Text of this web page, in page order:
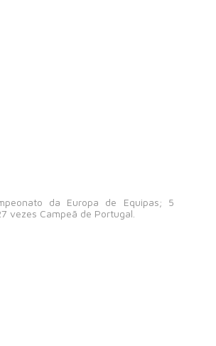
da Europa de Equipas; 5
vezes Campeã de Portugal.